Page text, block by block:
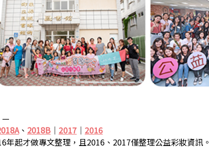
—
、 2018B ｜ 2017 ｜ 2016
年起才做專文整理，且2016、2017僅整理公益彩妝資訊。